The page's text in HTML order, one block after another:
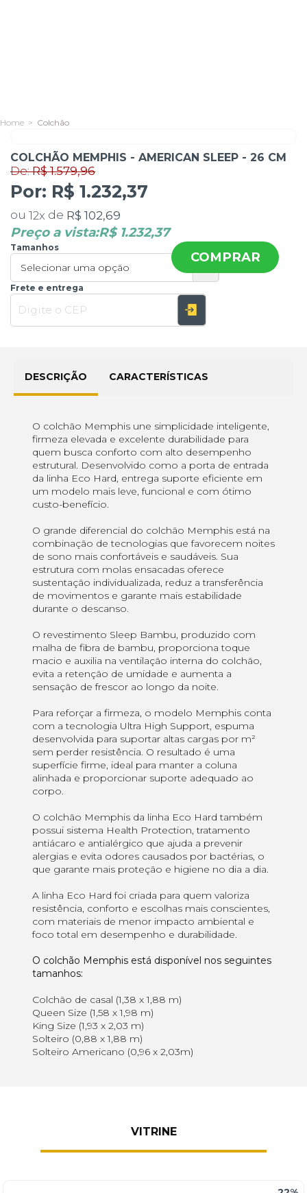
Colchão
COLCHÃO MEMPHIS - AMERICAN SLEEP - 26 CM
Por:R$ 1.232,37
ou de R$ 102,69
Preço a vista: R$ 1.232,37
Tamanhos
COMPRAR
Frete e entrega
DESCRIÇÃO CARACTERÍSTICAS
O colchão Memphis une simplicidade inteligente,
firmeza elevada e excelente durabilidade para
quem busca conforto com alto desempenho
estrutural. Desenvolvido como a porta de entrada
da linha Eco Hard, entrega suporte eficiente em
um modelo mais leve, funcional e com ótimo
custo-benefício.
O grande diferencial do colchão Memphis está na
combinação de tecnologias que favorecem noites
de sono mais confortáveis e saudáveis. Sua
estrutura com molas ensacadas oferece
sustentação individualizada, reduz a transferência
de movimentos e garante mais estabilidade
durante o descanso.
O revestimento Sleep Bambu, produzido com
malha de fibra de bambu, proporciona toque
macio e auxilia na ventilação interna do colchão,
evita a retenção de umidade e aumenta a
sensação de frescor ao longo da noite.
Para reforçar a firmeza, o modelo Memphis conta
com a tecnologia Ultra High Support, espuma
desenvolvida para suportar altas cargas por m²
sem perder resistência. O resultado é uma
superfície firme, ideal para manter a coluna
alinhada e proporcionar suporte adequado ao
corpo.
O colchão Memphis da linha Eco Hard também
possui sistema Health Protection, tratamento
antiácaro e antialérgico que ajuda a prevenir
alergias e evita odores causados por bactérias, o
que garante mais proteção e higiene no dia a dia.
A linha Eco Hard foi criada para quem valoriza
resistência, conforto e escolhas mais conscientes,
com materiais de menor impacto ambiental e
foco total em desempenho e durabilidade.
O colchão Memphis está disponível nos seguintes
tamanhos:
Colchão de casal (1,38 x 1,88 m)
Queen Size (1,58 x 1,98 m)
King Size (1,93 x 2,03 m)
Solteiro (0,88 x 1,88 m)
Solteiro Americano (0,96 x 2,03m)
VITRINE